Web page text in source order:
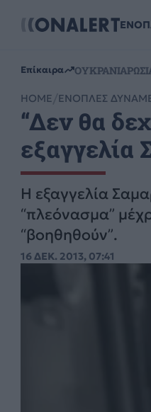
Επίκαιρα ΟΥΚΡΑΝΙΑ
HOME ΕΝΟΠΛΕΣ
“Δεν θα
εξαγγελία
Η εξαγγελία
“πλεόνασμα”
“βοηθηθούν”.
16 ΔΕΚ. 2013, 07:41